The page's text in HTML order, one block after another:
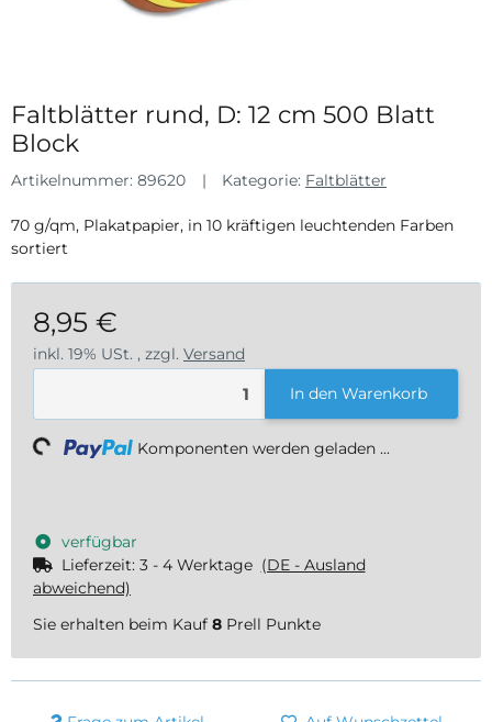
Faltblätter rund, D: 12 cm 500 Blatt
Block
Artikelnummer: 89620 Kategorie: Faltblätter
70 g/qm, Plakatpapier, in 10 kräftigen leuchtenden Farben
sortiert
8,95 €
inkl. 19% USt. , zzgl. Versand
In den Warenkorb
Komponenten werden geladen ...
verfügbar
Lieferzeit: 3 - 4 Werktage (DE - Ausland
abweichend)
Sie erhalten beim Kauf 8 Prell Punkte